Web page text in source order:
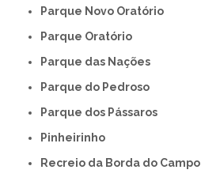
Parque Novo Oratório
Parque Oratório
Parque das Nações
Parque do Pedroso
Parque dos Pássaros
Pinheirinho
Recreio da Borda do Campo